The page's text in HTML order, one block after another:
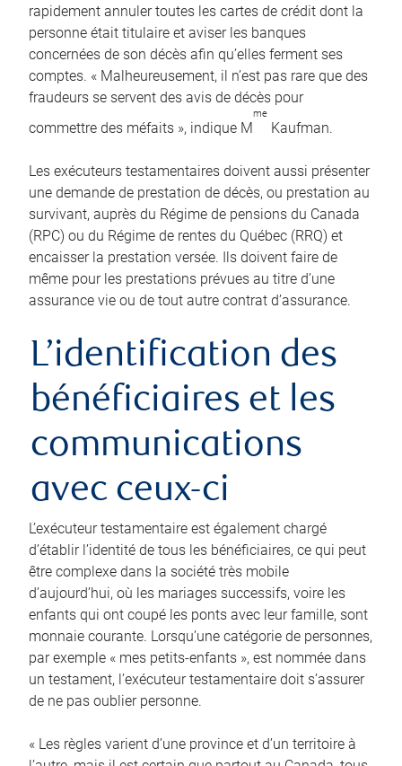
rapidement annuler toutes les cartes de crédit dont la
personne était titulaire et aviser les banques
concernées de son décès afin qu’elles ferment ses
comptes. « Malheureusement, il n’est pas rare que des
fraudeurs se servent des avis de décès pour
commettre des méfaits », indique M
me
Kaufman.
Les exécuteurs testamentaires doivent aussi présenter
une demande de prestation de décès, ou prestation au
survivant, auprès du Régime de pensions du Canada
(RPC) ou du Régime de rentes du Québec (RRQ) et
encaisser la prestation versée. Ils doivent faire de
même pour les prestations prévues au titre d’une
assurance vie ou de tout autre contrat d’assurance.
L’identification des
bénéficiaires et les
communications
avec ceux-ci
L’exécuteur testamentaire est également chargé
d’établir l’identité de tous les bénéficiaires, ce qui peut
être complexe dans la société très mobile
d’aujourd’hui, où les mariages successifs, voire les
enfants qui ont coupé les ponts avec leur famille, sont
monnaie courante. Lorsqu’une catégorie de personnes,
par exemple « mes petits-enfants », est nommée dans
un testament, l’exécuteur testamentaire doit s’assurer
de ne pas oublier personne.
« Les règles varient d’une province et d’un territoire à